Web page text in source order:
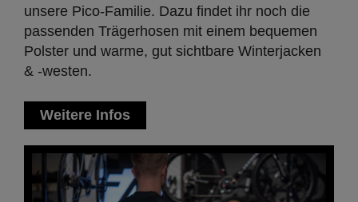
unsere Pico-Familie. Dazu findet ihr noch die
passenden Trägerhosen mit einem bequemen
Polster und warme, gut sichtbare Winterjacken
& -westen.
Weitere Infos